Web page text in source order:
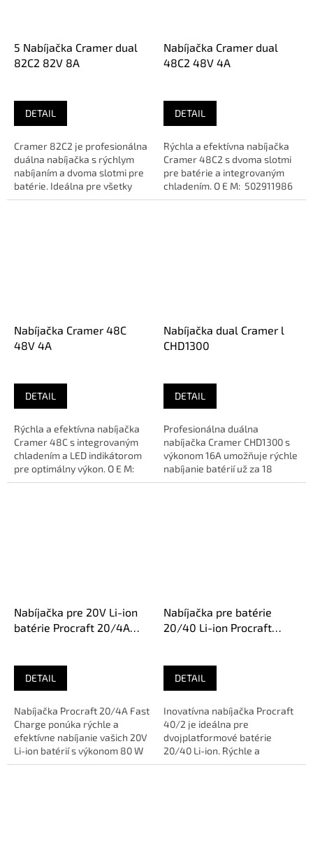
5 Nabíjačka Cramer dual
82C2 82V 8A
DETAIL
Cramer 82C2 je profesionálna
duálna nabíjačka s rýchlym
nabíjaním a dvoma slotmi pre
batérie. Ideálna pre všetky
82V batérie Cramer. O E...
Nabíjačka Cramer dual
48C2 48V 4A
DETAIL
Rýchla a efektívna nabíjačka
Cramer 48C2 s dvoma slotmi
pre batérie a integrovaným
chladením. O E M: 502911986
Napätie: 48 V...
Nabíjačka Cramer 48C
48V 4A
DETAIL
Rýchla a efektívna nabíjačka
Cramer 48C s integrovaným
chladením a LED indikátorom
pre optimálny výkon. O E M:
502911886...
Nabíjačka dual Cramer l
CHD1300
DETAIL
Profesionálna duálna
nabíjačka Cramer CHD1300 s
výkonom 16A umožňuje rýchle
nabíjanie batérií už za 18
minút. Ideálna pre efektívne...
Nabíjačka pre 20V Li-ion
batérie Procraft 20/4A
DETAIL
Nabíjačka Procraft 20/4A Fast
Charge ponúka rýchle a
efektívne nabíjanie vašich 20V
Li-ion batérií s výkonom 80 W
a prúdom 4 A. Ideálna...
Nabíjačka pre batérie
20/40 Li-ion Procraft
DETAIL
Inovatívna nabíjačka Procraft
40/2 je ideálna pre
dvojplatformové batérie
20/40 Li-ion. Rýchle a
bezpečné nabíjanie s LED